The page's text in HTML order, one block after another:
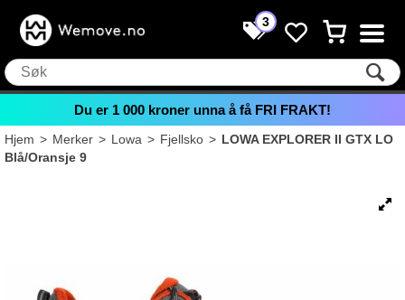
3
Du er 1 000 kroner unna å få FRI FRAKT!
Hjem>Merker>Lowa>Fjellsko>LOWA EXPLORER II GTX LO
Blå/Oransje 9